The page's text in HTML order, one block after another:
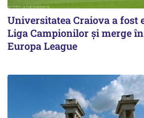
Universitatea Craiova a fost
Liga Campionilor şi merge
Europa League